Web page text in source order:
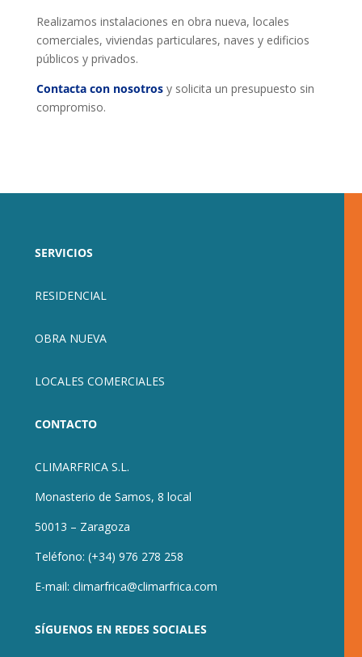
Realizamos instalaciones en obra nueva, locales
comerciales, viviendas particulares, naves y edificios
públicos y privados.
Contacta con nosotros y solicita un presupuesto sin
compromiso.
SERVICIOS
RESIDENCIAL
OBRA NUEVA
LOCALES COMERCIALES
CONTACTO
CLIMARFRICA S.L.
Monasterio de Samos, 8 local
50013 – Zaragoza
Teléfono: (+34) 976 278 258
E-mail: climarfrica@climarfrica.com
SÍGUENOS EN REDES SOCIALES